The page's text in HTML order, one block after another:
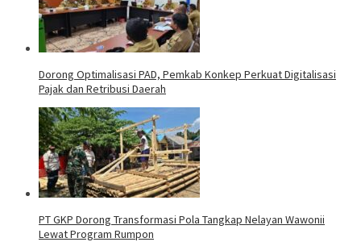
Dorong Optimalisasi PAD, Pemkab Konkep Perkuat Digitalisasi
Pajak dan Retribusi Daerah
PT GKP Dorong Transformasi Pola Tangkap Nelayan Wawonii
Lewat Program Rumpon